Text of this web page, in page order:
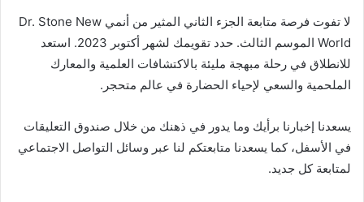
لا تفوت فرصة متابعة الجزء الثاني المثير من أنمي Dr. Stone New
World الموسم الثالث. حدد تقويمك لشهر أكتوبر 2023. استعد
للانطلاق في رحلة مبهجة مليئة بالاكتشافات العلمية والمعارك
الملحمية والسعي لإحياء الحضارة في عالم متحجر.
يسعدنا إخبارنا برأيك وما يدور في ذهنك من خلال صندوق التعليقات
في الأسفل، كما يسعدنا متابعتكم لنا عبر وسائل التواصل الاجتماعي
لمتابعة كل جديد.